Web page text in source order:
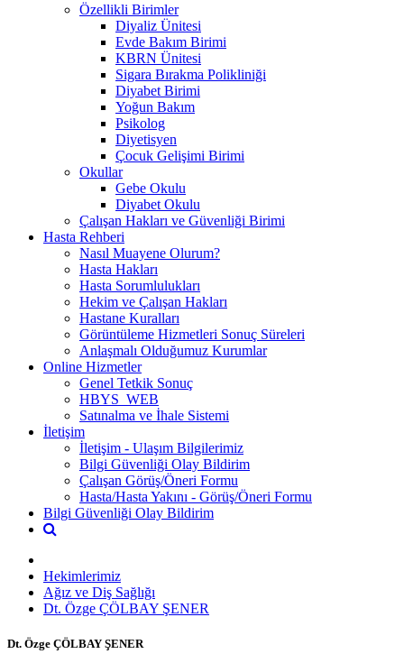
Özellikli Birimler
Diyaliz Ünitesi
Evde Bakım Birimi
KBRN Ünitesi
Sigara Bırakma Polikliniği
Diyabet Birimi
Yoğun Bakım
Psikolog
Diyetisyen
Çocuk Gelişimi Birimi
Okullar
Gebe Okulu
Diyabet Okulu
Çalışan Hakları ve Güvenliği Birimi
Hasta Rehberi
Nasıl Muayene Olurum?
Hasta Hakları
Hasta Sorumlulukları
Hekim ve Çalışan Hakları
Hastane Kuralları
Görüntüleme Hizmetleri Sonuç Süreleri
Anlaşmalı Olduğumuz Kurumlar
Online Hizmetler
Genel Tetkik Sonuç
HBYS_WEB
Satınalma ve İhale Sistemi
İletişim
İletişim - Ulaşım Bilgilerimiz
Bilgi Güvenliği Olay Bildirim
Çalışan Görüş/Öneri Formu
Hasta/Hasta Yakını - Görüş/Öneri Formu
Bilgi Güvenliği Olay Bildirim
Hekimlerimiz
Ağız ve Diş Sağlığı
Dt. Özge ÇÖLBAY ŞENER
Dt. Özge ÇÖLBAY ŞENER